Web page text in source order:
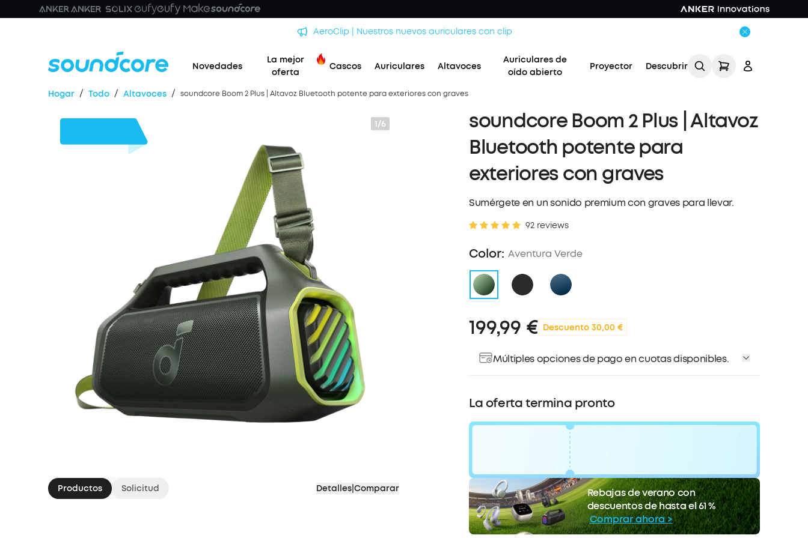
NUEVO: Liberty 5-2x más potente. Reducción de voz!
Novedades
La mejor
oferta
Cascos Auriculares Altavoces
Auriculares de
oído abierto
Proyector Descubrir
Rastrear mi pedido
Hogar / Todo / Altavoces / soundcore Boom 2 Plus | Altavoz Bluetooth potente para exteriores con graves
1/6
Productos Solicitud Detalles Comparar
soundcore Boom 2 Plus | Altavoz
Bluetooth potente para
exteriores con graves
Sumérgete en un sonido premium con graves para llevar.
92 reviews
Color: Aventura Verde
199,99 € Descuento 30,00 €
Múltiples opciones de pago en cuotas disponibles.
La oferta termina pronto
30 €
Descuento
código:WS24D5YG0OB2
COPIAR
La oferta termina pronto.
Rebajas de verano con
descuentos de hasta el 61 %
Comprar ahora >